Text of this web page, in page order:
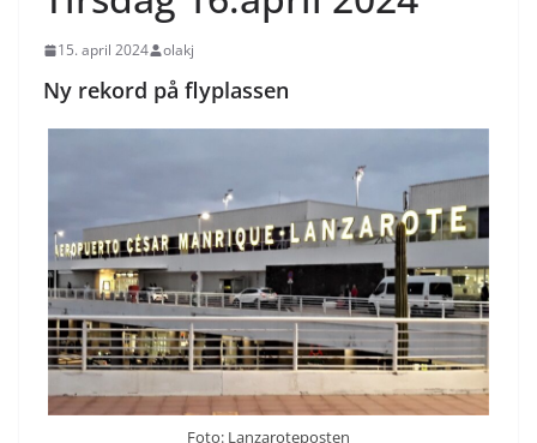
15. april 2024 olakj
Ny rekord på flyplassen
Foto: Lanzaroteposten